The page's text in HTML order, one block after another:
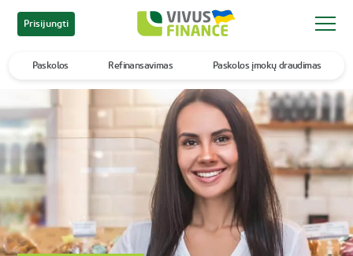
Prisijungti
Paskolos Refinansavimas Paskolos įmokų draudimas